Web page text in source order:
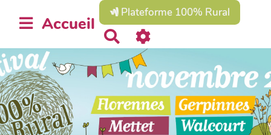
Accueil
Plateforme 100% Rural
e
c
h
e
r
c